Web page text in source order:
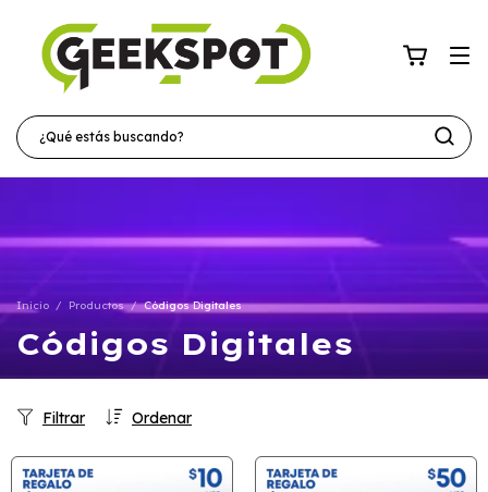
Inicio / Productos / Códigos Digitales
Códigos Digitales
Ordenar
Filtrar